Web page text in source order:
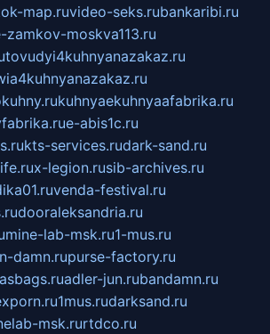
map.ruvideo-seks.rubankaribi.ru
moskva113.ru
tovudyi4kuhnyanazakaz.ru
kuhnyaekuhnyaafabrika.ru
e-abis1c.ru
kts-services.rudark-sand.ru
x-legion.rusib-archives.ru
venda-festival.ru
dooraleksandria.ru
mine-lab-msk.ru1-mus.ru
damn.rupurse-factory.ru
adler-jun.rubandamn.ru
1mus.rudarksand.ru
msk.rurtdco.ru